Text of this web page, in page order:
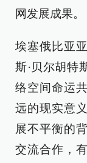
网发展成果。
埃塞俄比亚
斯·贝尔胡特
络空间命运
远的现实意
展不平衡的
交流合作，